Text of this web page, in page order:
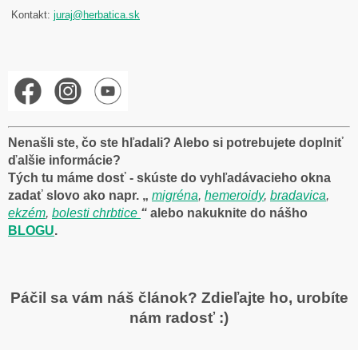
Kontakt: juraj@herbatica.sk
Nenašli ste, čo ste hľadali? Alebo si potrebujete doplniť
ďalšie informácie?
Tých tu máme dosť - skúste do vyhľadávacieho okna
zadať slovo ako napr. „ migréna, hemeroidy, bradavica,
ekzém, bolesti chrbtice “ alebo nakuknite do nášho
BLOGU.
Páčil sa vám náš článok? Zdieľajte ho, urobíte
nám radosť :)